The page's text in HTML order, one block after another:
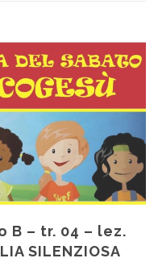
B – tr. 04 – lez.
SILENZIOSA